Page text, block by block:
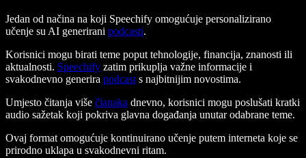
Jedan od načina na koji Speechify omogućuje personalizirano
učenje su AI generirani podcasti.
Korisnici mogu birati teme poput tehnologije, financija, znanosti ili
aktualnosti. Speechify zatim prikuplja važne informacije i
svakodnevno generira podcast s najbitnijim novostima.
Umjesto čitanja više članaka dnevno, korisnici mogu poslušati kratki
audio sažetak koji pokriva glavna događanja unutar odabrane teme.
Ovaj format omogućuje kontinuirano učenje putem interneta koje se
prirodno uklapa u svakodnevni ritam.